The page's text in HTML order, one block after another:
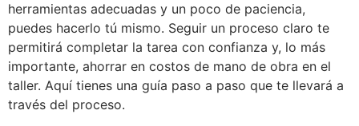
herramientas adecuadas y un poco de paciencia,
puedes hacerlo tú mismo. Seguir un proceso claro te
permitirá completar la tarea con confianza y, lo más
importante, ahorrar en costos de mano de obra en el
taller. Aquí tienes una guía paso a paso que te llevará a
través del proceso.